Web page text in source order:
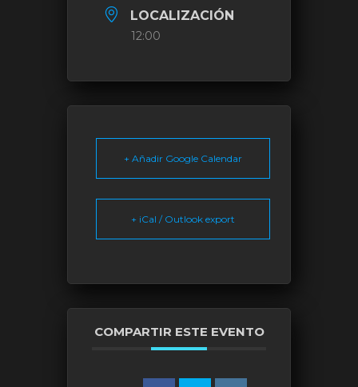
LOCALIZACIÓN
12:00
+ Añadir Google Calendar
+ iCal / Outlook export
COMPARTIR ESTE EVENTO